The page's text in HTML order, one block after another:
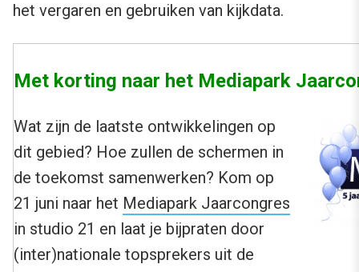
het vergaren en gebruiken van kijkdata.
Met korting naar het Mediapark
Wat zijn de laatste ontwikkelingen op
dit gebied? Hoe zullen de schermen in
de toekomst samenwerken? Kom op
21 juni naar het Mediapark Jaarcongres
in studio 21 en laat je bijpraten door
(inter)nationale topsprekers uit de